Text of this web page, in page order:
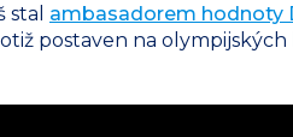
stal ambasadorem hodnoty
postaven na